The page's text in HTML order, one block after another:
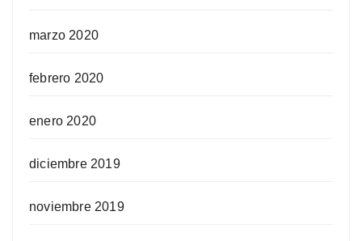
marzo 2020
febrero 2020
enero 2020
diciembre 2019
noviembre 2019